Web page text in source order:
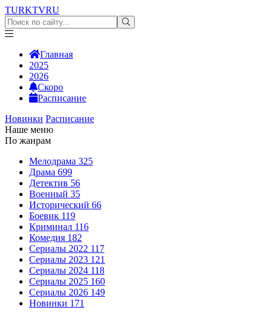
TURKTVRU
Главная
2025
2026
Скоро
Расписание
Новинки Расписание
Наше меню
По жанрам
Мелодрама 325
Драма 699
Детектив 56
Военный 35
Исторический 66
Боевик 119
Криминал 116
Комедия 182
Сериалы 2022 117
Сериалы 2023 121
Сериалы 2024 118
Сериалы 2025 160
Сериалы 2026 149
Новинки 171